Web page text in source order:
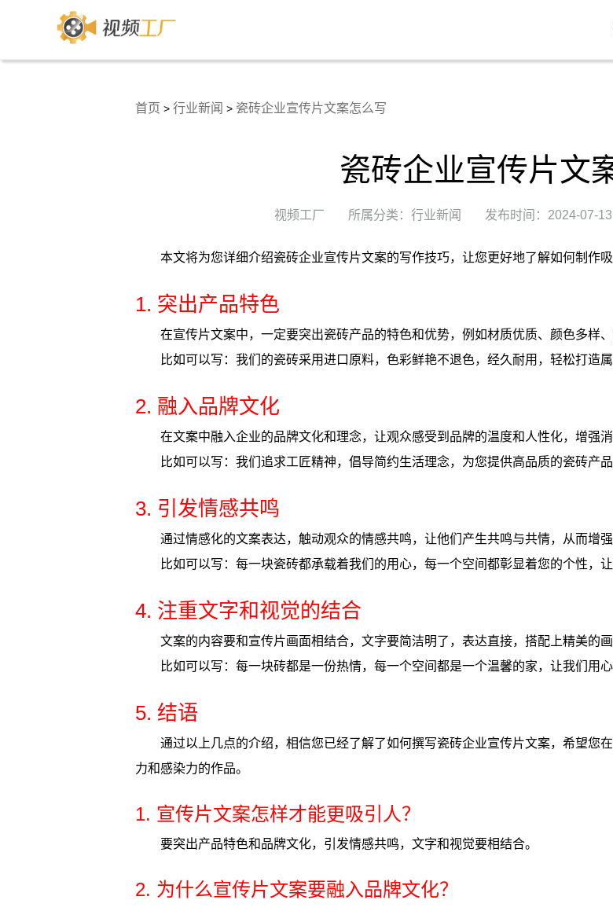
首页 > 行业新闻 > 瓷砖企业宣传片文案怎么写
瓷砖企业宣传片文
视频工厂 所属分类：行业新闻 发布时间：2024-07-13
本文将为您详细介绍瓷砖企业宣传片文案的写作技巧，让您更好地了解如何制作吸
1. 突出产品特色
在宣传片文案中，一定要突出瓷砖产品的特色和优势，例如材质优质、颜色多样
比如可以写：我们的瓷砖采用进口原料，色彩鲜艳不退色，经久耐用，轻松打造属
2. 融入品牌文化
在文案中融入企业的品牌文化和理念，让观众感受到品牌的温度和人性化，增强
比如可以写：我们追求工匠精神，倡导简约生活理念，为您提供高品质的瓷砖产
3. 引发情感共鸣
通过情感化的文案表达，触动观众的情感共鸣，让他们产生共鸣与共情，从而增强
比如可以写：每一块瓷砖都承载着我们的用心，每一个空间都彰显着您的个性，
4. 注重文字和视觉的结合
文案的内容要和宣传片画面相结合，文字要简洁明了，表达直接，搭配上精美的
比如可以写：每一块砖都是一份热情，每一个空间都是一个温馨的家，让我们用
5. 结语
通过以上几点的介绍，相信您已经了解了如何撰写瓷砖企业宣传片文案，希望您
力和感染力的作品。
1. 宣传片文案怎样才能更吸引人？
要突出产品特色和品牌文化，引发情感共鸣，文字和视觉要相结合。
2. 为什么宣传片文案要融入品牌文化？